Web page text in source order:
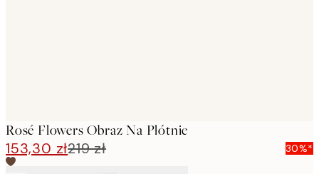
Rosé Flowers Obraz Na Płótnie
153,30 zł219 zł 30%*